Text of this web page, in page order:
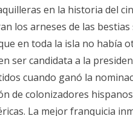
en la historia del
los arneses de las
en toda la isla no había
ser candidata a la
cuando ganó la
de colonizadores
La mejor franquicia